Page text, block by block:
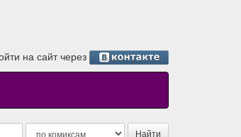
на сайт через